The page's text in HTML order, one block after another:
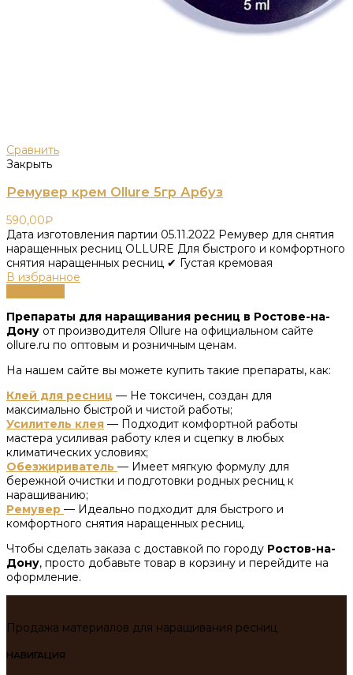
Сравнить
Закрыть
Ремувер крем Ollure 5гр Арбуз
590,00₽
Дата изготовления партии 05.11.2022 Ремувер для снятия
наращенных ресниц OLLURE Для быстрого и комфортного
снятия наращенных ресниц ✔ Густая кремовая
В избранное
Препараты для наращивания ресниц в Ростове-на-
Дону от производителя Ollure на официальном сайте
ollure.ru по оптовым и розничным ценам.
На нашем сайте вы можете купить такие препараты, как:
Клей для ресниц — Не токсичен, создан для
максимально быстрой и чистой работы;
Усилитель клея — Подходит комфортной работы
мастера усиливая работу клея и сцепку в любых
климатических условиях;
Обезжириватель — Имеет мягкую формулу для
бережной очистки и подготовки родных ресниц к
наращиванию;
Ремувер — Идеально подходит для быстрого и
комфортного снятия наращенных ресниц.
Чтобы сделать заказа с доставкой по городу Ростов-на-
Дону, просто добавьте товар в корзину и перейдите на
оформление.
Продажа материалов для наращивания ресниц
НАВИГАЦИЯ